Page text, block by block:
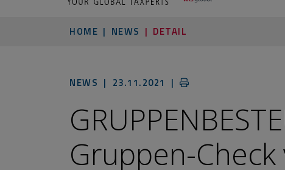
HOME NEWS DETAIL
NEWS | 23.11.2021 |
Gruppen-